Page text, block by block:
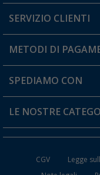
Diventare rivenditori
Il mio Account
Carta fedeltà Berger
SERVIZIO CLIENTI
Informazioni sulla
Resi
FAQ e Contatti
METODI DI
SPEDIAMO CON
LE NOSTRE
CGV Legge